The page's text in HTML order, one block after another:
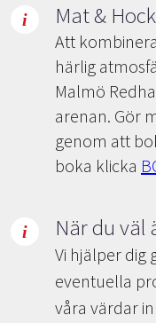
Mat &
Att
härlig
Malmö
arenan. Gör
genom att
boka klicka
När du väl
Vi hjälper dig
eventuella
våra värdar